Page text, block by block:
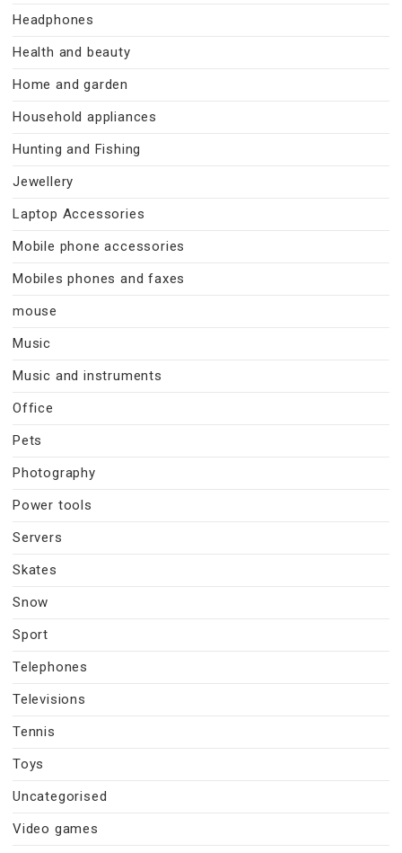
Headphones
Health and beauty
Home and garden
Household appliances
Hunting and Fishing
Jewellery
Laptop Accessories
Mobile phone accessories
Mobiles phones and faxes
mouse
Music
Music and instruments
Office
Pets
Photography
Power tools
Servers
Skates
Snow
Sport
Telephones
Televisions
Tennis
Toys
Uncategorised
Video games